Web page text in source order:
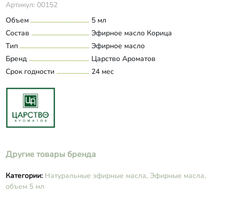
Артикул: 00152
Объем
5 мл
Состав
Эфирное масло Корица
Тип
Эфирное масло
Бренд
Царство Ароматов
Срок годности
24 мес
Другие товары бренда
Категории: Натуральные эфирные масла, Эфирные масла,
объем 5 мл